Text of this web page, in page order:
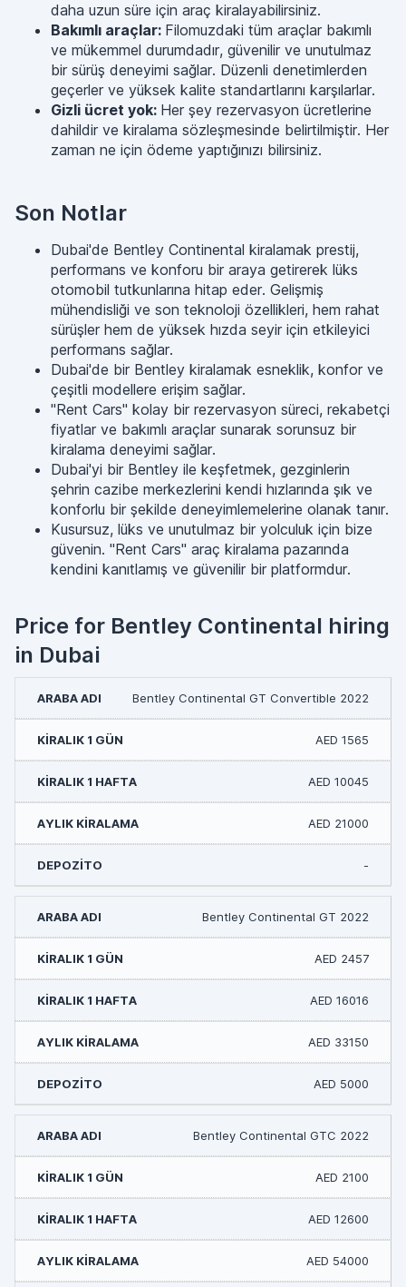
daha uzun süre için araç kiralayabilirsiniz.
Bakımlı araçlar: Filomuzdaki tüm araçlar bakımlı
ve mükemmel durumdadır, güvenilir ve unutulmaz
bir sürüş deneyimi sağlar. Düzenli denetimlerden
geçerler ve yüksek kalite standartlarını karşılarlar.
Gizli ücret yok: Her şey rezervasyon ücretlerine
dahildir ve kiralama sözleşmesinde belirtilmiştir. Her
zaman ne için ödeme yaptığınızı bilirsiniz.
Son Notlar
Dubai'de Bentley Continental kiralamak prestij,
performans ve konforu bir araya getirerek lüks
otomobil tutkunlarına hitap eder. Gelişmiş
mühendisliği ve son teknoloji özellikleri, hem rahat
sürüşler hem de yüksek hızda seyir için etkileyici
performans sağlar.
Dubai'de bir Bentley kiralamak esneklik, konfor ve
çeşitli modellere erişim sağlar.
"Rent Cars" kolay bir rezervasyon süreci, rekabetçi
fiyatlar ve bakımlı araçlar sunarak sorunsuz bir
kiralama deneyimi sağlar.
Dubai'yi bir Bentley ile keşfetmek, gezginlerin
şehrin cazibe merkezlerini kendi hızlarında şık ve
konforlu bir şekilde deneyimlemelerine olanak tanır.
Kusursuz, lüks ve unutulmaz bir yolculuk için bize
güvenin. "Rent Cars" araç kiralama pazarında
kendini kanıtlamış ve güvenilir bir platformdur.
Price for Bentley Continental hiring
in Dubai
Bentley Continental GT Convertible 2022
AED 1565
AED 10045
AED 21000
-
Bentley Continental GT 2022
AED 2457
AED 16016
AED 33150
AED 5000
Bentley Continental GTC 2022
AED 2100
AED 12600
AED 54000